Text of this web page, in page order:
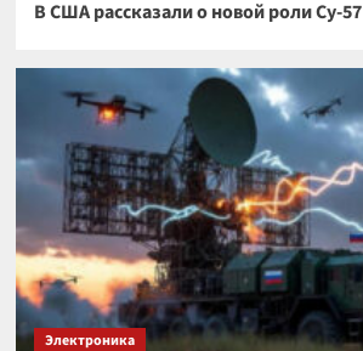
В США рассказали о новой роли Су-57
Электроника